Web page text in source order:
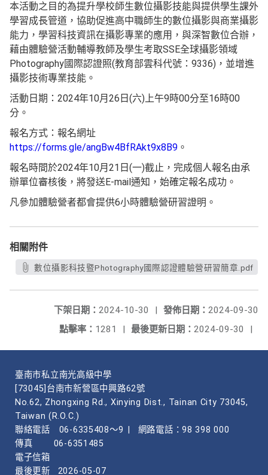
本活動之目的為提升學校師生數位攝影技能與提供學生課外
學習成長管道，協助促進高中職師生的數位攝影與商業攝影
能力，學習科技資訊在攝影專業的應用，與深智數位合辦，
藉由體驗營活動輔導教師及學生考取SSE全球攝影領域
Photography國際認證照(教育部雲科代號：9336)，並增進
攝影技術專業技能。
活動日期：2024年10月26日(六)上午9時00分至16時00
分。
報名方式：報名網址
https://forms.gle/angBw4BfRAkt9x8B9 。
報名時間於2024年10月21日(一)截止，完成個人報名由承
辦單位審核後，將發送E-mail通知，始確定報名成功。
凡參加體驗營者都會提供6小時體驗營研習證明。
相關附件
數位攝影科技暨Photography國際認證體驗營研習簡章.pdf
發佈日期： 2024-09-30
下架日期： 2024-10-30
|
最後更新日期： 2024-09-30 |
點擊率： 1281 |
臺南市私立南光高級中學
[73045]台南市新營區中興路62號
No.62, Zhongxing Rd., Xinying Dist., Tainan City 73045,
Taiwan (R.O.C.)
聯絡電話
06-6335408～9
網路電話：98 398 000
傳真
06-6351485
電子信箱
最後更新
2026-05-07